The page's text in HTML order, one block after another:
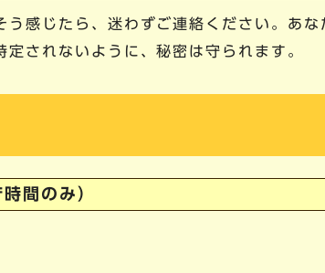
感じたら、迷わずご連絡ください。あ
されないように、秘密は守られます。
間のみ）